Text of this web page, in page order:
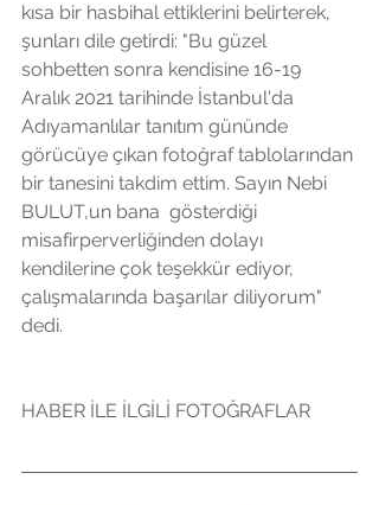
kısa bir hasbihal ettiklerini belirterek,
şunları dile getirdi: "Bu güzel
sohbetten sonra kendisine 16-19
Aralık 2021 tarihinde İstanbul'da
Adıyamanlılar tanıtım gününde
görücüye çıkan fotoğraf tablolarından
bir tanesini takdim ettim. Sayın Nebi
BULUT,un bana  gösterdiği
misafirperverliğinden dolayı
kendilerine çok teşekkür ediyor,
çalışmalarında başarılar diliyorum"
dedi.
HABER İLE İLGİLİ FOTOĞRAFLAR